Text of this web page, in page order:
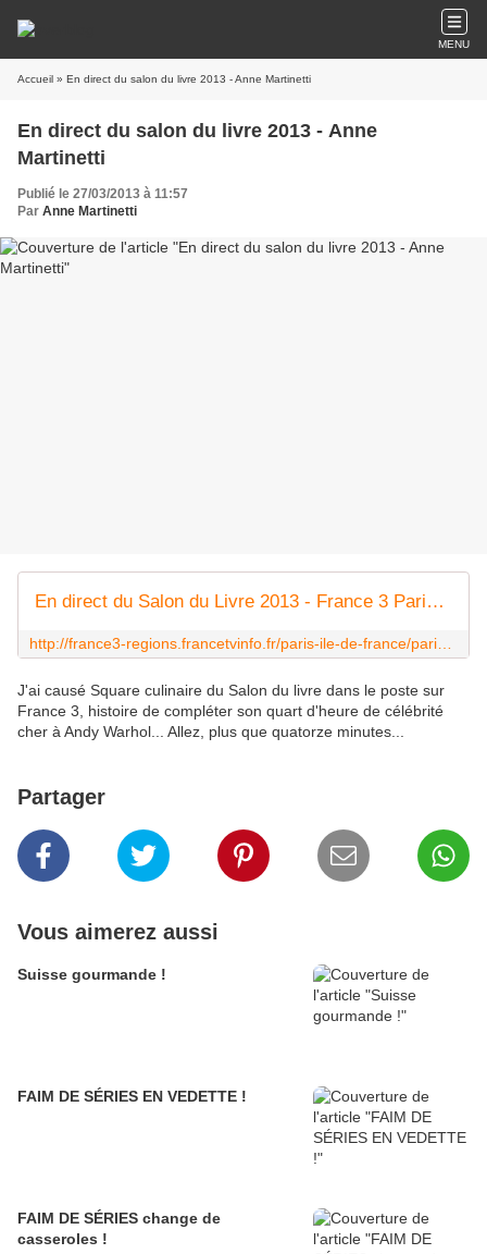
MENU
Accueil » En direct du salon du livre 2013 - Anne Martinetti
En direct du salon du livre 2013 - Anne
Martinetti
Publié le 27/03/2013 à 11:57
Par Anne Martinetti
En direct du Salon du Livre 2013 - France 3 Paris Ile-de-France
J'ai causé Square culinaire du Salon du livre dans le poste sur
France 3, histoire de compléter son quart d'heure de célébrité
cher à Andy Warhol... Allez, plus que quatorze minutes...
Partager
Vous aimerez aussi
Suisse gourmande !
FAIM DE SÉRIES EN VEDETTE !
FAIM DE SÉRIES change de
casseroles !